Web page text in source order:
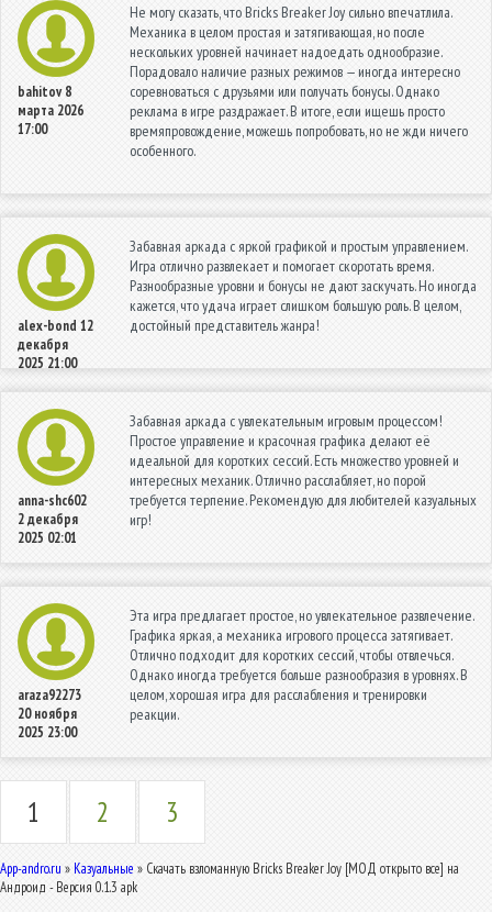
bahitov 8
марта 2026
17:00
Не могу сказать, что Bricks Breaker Joy сильно впечатлила.
Механика в целом простая и затягивающая, но после
нескольких уровней начинает надоедать однообразие.
Порадовало наличие разных режимов — иногда интересно
соревноваться с друзьями или получать бонусы. Однако
реклама в игре раздражает. В итоге, если ищешь просто
времяпровождение, можешь попробовать, но не жди ничего
особенного.
alex-bond 12
декабря
2025 21:00
Забавная аркада с яркой графикой и простым управлением.
Игра отлично развлекает и помогает скоротать время.
Разнообразные уровни и бонусы не дают заскучать. Но иногда
кажется, что удача играет слишком большую роль. В целом,
достойный представитель жанра!
anna-shc602
2 декабря
2025 02:01
Забавная аркада с увлекательным игровым процессом!
Простое управление и красочная графика делают её
идеальной для коротких сессий. Есть множество уровней и
интересных механик. Отлично расслабляет, но порой
требуется терпение. Рекомендую для любителей казуальных
игр!
araza92273
20 ноября
2025 23:00
Эта игра предлагает простое, но увлекательное развлечение.
Графика яркая, а механика игрового процесса затягивает.
Отлично подходит для коротких сессий, чтобы отвлечься.
Однако иногда требуется больше разнообразия в уровнях. В
целом, хорошая игра для расслабления и тренировки
реакции.
1 2 3
App-andro.ru » Казуальные » Скачать взломанную Bricks Breaker Joy [МОД открыто все] на
Андроид - Версия 0.1.3 apk